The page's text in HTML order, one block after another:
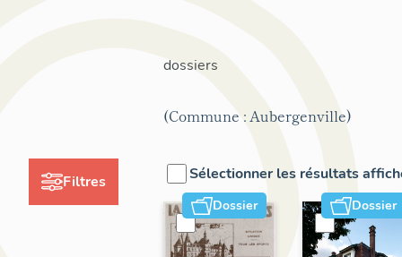
Filtres
dossiers
(Commune : Aubergenville)
Sélectionner les résultats
Dossier Dossier